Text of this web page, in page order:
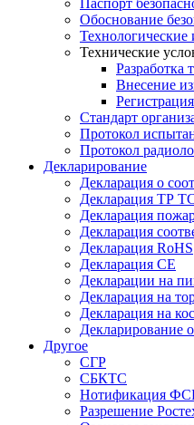
Паспорт
Обоснование
Технические
Разработка
Внесение
Стандарт
Протокол
Протокол
Декларирование
Декларация о
Декларация ТР
Декларация
Декларация
Декларация RoHS
Декларация СЕ
Декларации на
Декларация на
Декларация на
Декларирование
Другое
СГР
СБКТС
Нотификация
Разрешение